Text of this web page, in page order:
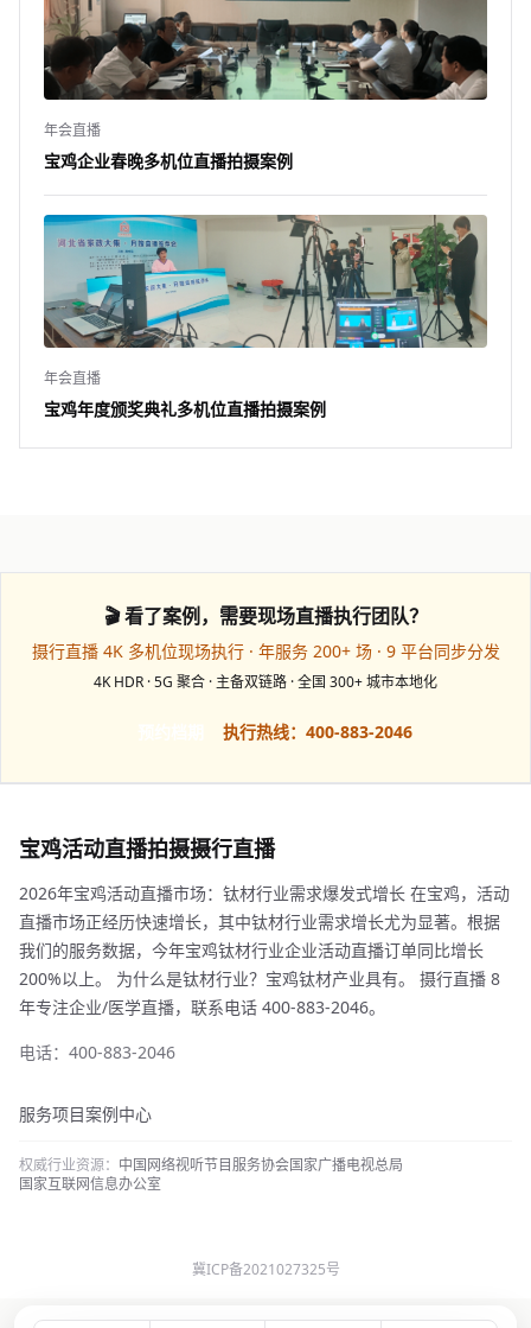
年会直播
宝鸡企业春晚多机位直播拍摄案例
年会直播
宝鸡年度颁奖典礼多机位直播拍摄案例
🎬 看了案例，需要现场直播执行团队？
摄行直播 4K 多机位现场执行 · 年服务 200+ 场 · 9 平台同步分发
4K HDR · 5G 聚合 · 主备双链路 · 全国 300+ 城市本地化
执行热线：400-883-2046
宝鸡活动直播拍摄摄行直播
2026年宝鸡活动直播市场：钛材行业需求爆发式增长 在宝鸡，活动
直播市场正经历快速增长，其中钛材行业需求增长尤为显著。根据
我们的服务数据，今年宝鸡钛材行业企业活动直播订单同比增长
200%以上。 为什么是钛材行业？宝鸡钛材产业具有。 摄行直播 8
年专注企业/医学直播，联系电话 400-883-2046。
电话：400-883-2046
服务项目案例中心
权威行业资源： 中国网络视听节目服务协会国家广播电视总局
国家互联网信息办公室
冀ICP备2021027325号